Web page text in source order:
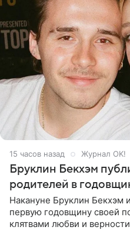
15 часов назад Журнал OK!
Бруклин Бекхэм
родителей в
Накануне Бруклин Бекхэм
первую годовщину своей
клятвами любви и